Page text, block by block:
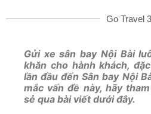
Go Travel
Gửi xe sân bay Nội Bài
khăn cho hành khách,
lần đầu đến Sân bay Nội
mắc vấn đề này, hãy
sẻ qua bài viết dưới đây.